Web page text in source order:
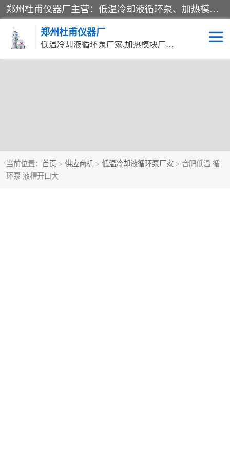
郑州杜甫仪器厂主营：低温冷却液循环泵、加热模块、水热合成反应釜、水油浴锅、旋转蒸发器、循环水真空泵等产品。郑州杜甫仪器厂在众多的教学仪器行业中依靠科技力量扬长避短、迅速发展，成为国家教委*生产教学仪器的厂家，产品具有国内良好水平，主导产品通过ISO9002质量认证。
郑州杜甫仪器厂
低温冷却液循环泵厂家,加热模块厂家,水热合成反应釜厂家,水油浴锅厂家,旋转蒸发器厂家
当前位置： 首页 > 供应商机 > 低温冷却液循环泵厂家 > 合肥低温 循
环泵 液槽开口大